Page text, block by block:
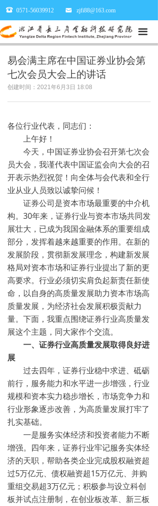
뀰 0571-56039912 낂 zjfi88@163.com
끀
易会满主席在中国证券业协会第
七次会员大会上的讲话
创建时间： 2021年6月3日 18:08
各位行业代表，同志们：
上午好！
今天，中国证券业协会召开第七次会
员大会，我谨代表中国证监会向大会的召
开表示热烈祝贺！向全体与会代表和全行
业从业人员致以诚挚问候！
证券公司是资本市场最重要的中介机
构。30年来，证券行业与资本市场共同发
展壮大，已成为我国金融体系的重要组成
部分，发挥着越来越重要的作用。在新的
发展阶段，贯彻新发展理念，构建新发展
格局对资本市场和证券行业提出了新的更
高要求。行业必须切实肩负起新责任新使
命，以自身的高质量发展助力资本市场高
质量发展，为经济社会发展积极贡献力
量。下面，我重点围绕证券行业高质量发
展这个主题，同大家作个交流。
一、证券行业高质量发展取得良好进
展
过去四年，证券行业稳中求进、砥砺
前行，服务能力和水平进一步增强，行业
规模和资本实力稳步增长，市场竞争力和
行业形象逐步改善，为高质量发展打牢了
扎实基础。
一是服务实体经济和投资者能力不断
增强。 四年来，证券行业牢记服务实体经
济的天职，帮助各类企业完成股权融资超
过5万亿元、债权融资超15万亿元、并购
重组交易超3万亿元；积极参与设立科创
板并试点注册制，在创业板改革、新三板